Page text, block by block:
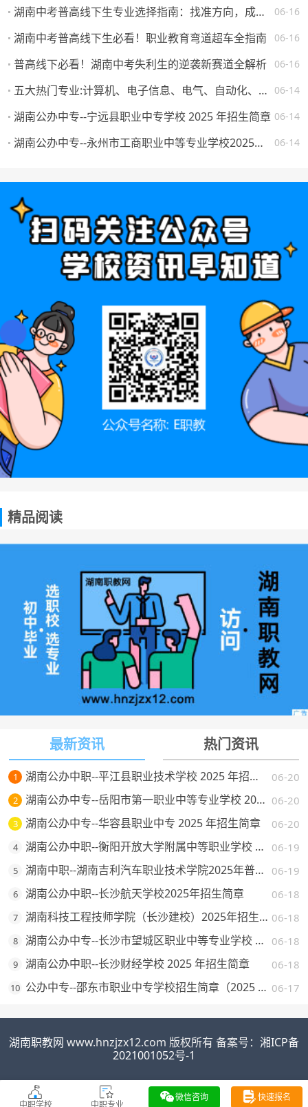
06-16
湖南中考普高线下生专业选择指南：找准方向，成就未来
06-16
湖南中考普高线下生必看！职业教育弯道超车全指南
06-16
普高线下必看！湖南中考失利生的逆袭新赛道全解析
06-14
五大热门专业:计算机、电子信息、电气、自动化、机械。学校怎么选，将来就业如何？
06-14
湖南公办中专--宁远县职业中专学校 2025 年招生简章
06-14
湖南公办中专--永州市工商职业中等专业学校2025年一年级新生填报志愿须知
精品阅读
最新资讯 热门资讯
1 06-20
湖南公办中职--平江县职业技术学校 2025 年招生简章
2 06-20
湖南公办中专--岳阳市第一职业中等专业学校 2025 年招生简章
3 06-20
湖南公办中专--华容县职业中专 2025 年招生简章
4 06-19
湖南公办中职--衡阳开放大学附属中等职业学校 2025 年招生简章
5 06-19
湖南中职--湖南吉利汽车职业技术学院2025年普通高校招生章程
6 06-18
湖南公办中职--长沙航天学校2025年招生简章
7 06-18
湖南科技工程技师学院（长沙建校）2025年招生简章
8 06-18
湖南公办中专--长沙市望城区职业中等专业学校 2025 年招生简章
9 06-18
湖南公办中职--长沙财经学校 2025 年招生简章
10 06-17
公办中专--邵东市职业中专学校招生简章（2025 年）
湖南职教网 www.hnzjzx12.com 版权所有 备案号： 湘ICP备
2021001052号-1
中职学校 中职专业
微信咨询 快速报名